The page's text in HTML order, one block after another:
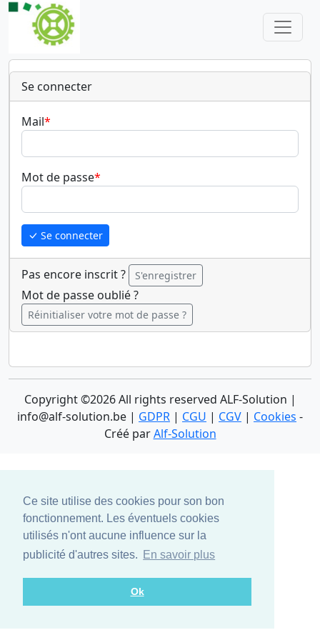
Ce site utilise des cookies pour son bon
fonctionnement. Les éventuels cookies
utilisés n'ont aucune influence sur la
publicité d'autres sites.
En savoir plus
Ok
Se connecter
Mail
Mot de passe
Se connecter
Pas encore inscrit ? S'enregistrer
Mot de passe oublié ?
Réinitialiser votre mot de passe ?
Copyright ©2026 All rights reserved ALF-Solution |
info@alf-solution.be | GDPR | CGU | CGV | Cookies -
Créé parAlf-Solution